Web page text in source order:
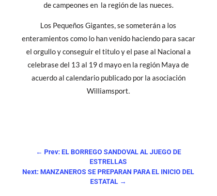
de campeones en la región de las nueces.
Los Pequeños Gigantes, se someterán a los
enteramientos como lo han venido haciendo para sacar
el orgullo y conseguir el titulo y el pase al Nacional a
celebrase del 13 al 19 d mayo en la región Maya de
acuerdo al calendario publicado por la asociación
Williamsport.
← Prev: EL BORREGO SANDOVAL AL JUEGO DE
ESTRELLAS
Next: MANZANEROS SE PREPARAN PARA EL INICIO DEL
ESTATAL →